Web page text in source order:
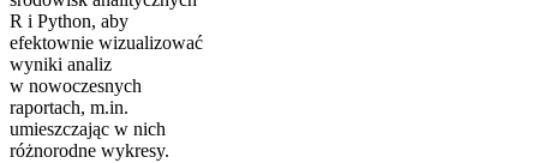
R i Python, aby
efektownie wizualizować
wyniki analiz
w nowoczesnych
raportach, m.in.
umieszczając w nich
różnorodne wykresy.